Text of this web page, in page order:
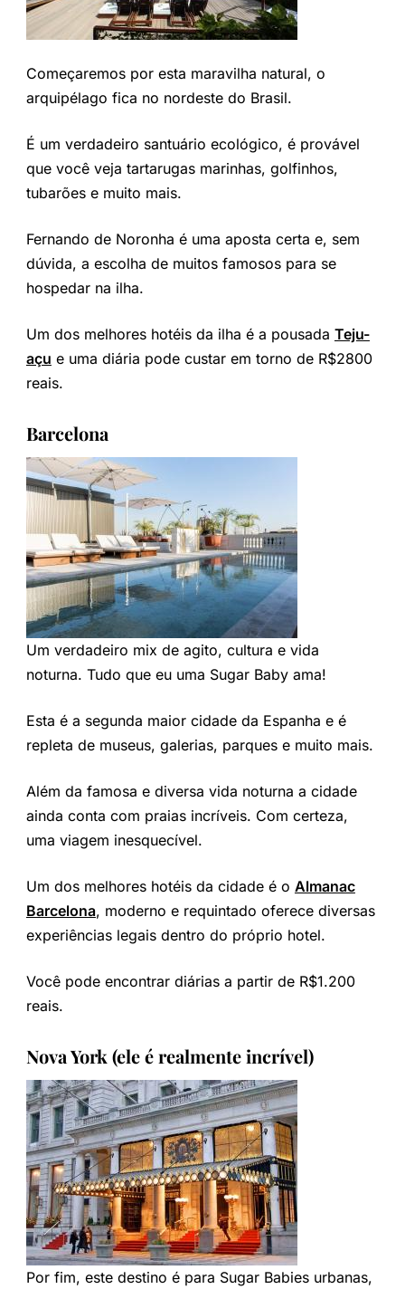
Começaremos por esta maravilha natural, o
arquipélago fica no nordeste do Brasil.
É um verdadeiro santuário ecológico, é provável
que você veja tartarugas marinhas, golfinhos,
tubarões e muito mais.
Fernando de Noronha é uma aposta certa e, sem
dúvida, a escolha de muitos famosos para se
hospedar na ilha.
Um dos melhores hotéis da ilha é a pousada Teju-
açu e uma diária pode custar em torno de R$2800
reais.
Barcelona
Um verdadeiro mix de agito, cultura e vida
noturna. Tudo que eu uma Sugar Baby ama!
Esta é a segunda maior cidade da Espanha e é
repleta de museus, galerias, parques e muito mais.
Além da famosa e diversa vida noturna a cidade
ainda conta com praias incríveis. Com certeza,
uma viagem inesquecível.
Um dos melhores hotéis da cidade é o Almanac
Barcelona, moderno e requintado oferece diversas
experiências legais dentro do próprio hotel.
Você pode encontrar diárias a partir de R$1.200
reais.
Nova York (ele é realmente incrível)
Por fim, este destino é para Sugar Babies urbanas,